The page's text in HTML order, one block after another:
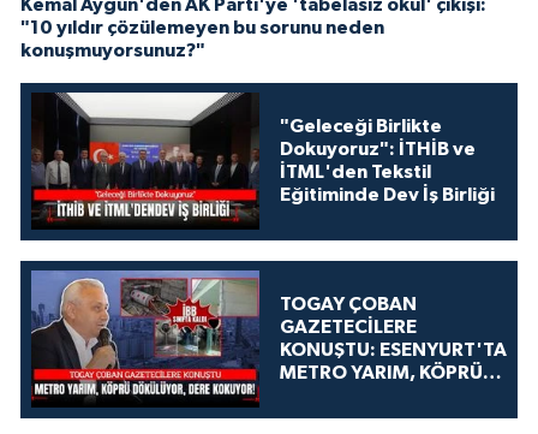
Kemal Aygün'den AK Parti'ye 'tabelasız okul' çıkışı:
"10 yıldır çözülemeyen bu sorunu neden
konuşmuyorsunuz?"
"Geleceği Birlikte
Dokuyoruz": İTHİB ve
İTML'den Tekstil
Eğitiminde Dev İş Birliği
TOGAY ÇOBAN
GAZETECİLERE
KONUŞTU: ESENYURT'TA
METRO YARIM, KÖPRÜ
KOKUYOR!